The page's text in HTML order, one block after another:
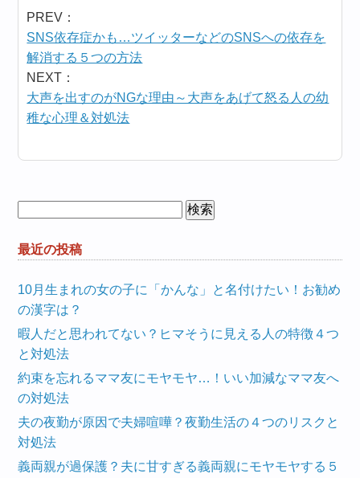
PREV：
SNS依存症かも…ツイッターなどのSNSへの依存を
解消する５つの方法
NEXT：
大声を出すのがNGな理由～大声をあげて怒る人の幼
稚な心理＆対処法
最近の投稿
10月生まれの女の子に「かんな」と名付けたい！お勧め
の漢字は？
暇人だと思われてない？ヒマそうに見える人の特徴４つ
と対処法
約束を忘れるママ友にモヤモヤ…！いい加減なママ友へ
の対処法
夫の夜勤が原因で夫婦喧嘩？夜勤生活の４つのリスクと
対処法
義両親が過保護？夫に甘すぎる義両親にモヤモヤする５